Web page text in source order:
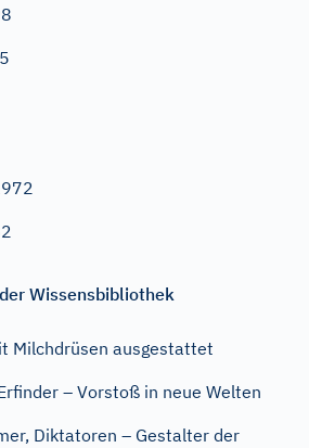
Wissensbibliothek
Milchdrüsen ausgestattet
– Vorstoß in neue Welten
Diktatoren – Gestalter der